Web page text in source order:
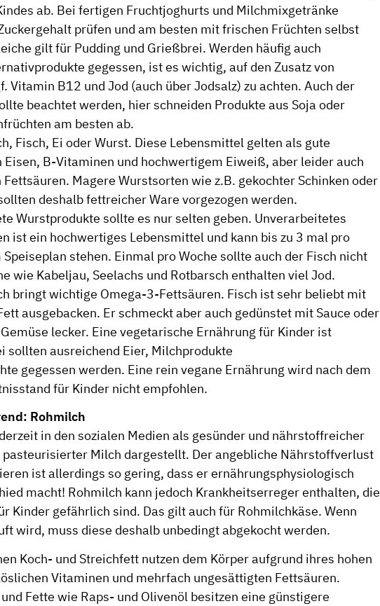
ab. Bei fertigen Fruchtjoghurts und Milchmixgetränke
prüfen und am besten mit frischen Früchten selbst
gilt für Pudding und Grießbrei. Werden häufig auch
gegessen, ist es wichtig, auf den Zusatz von
Vitamin B12 und Jod (auch über Jodsalz) zu achten. Auch der
beachtet werden, hier schneiden Produkte aus Soja oder
am besten ab.
Fisch, Ei oder Wurst. Diese Lebensmittel gelten als gute
Eisen, B-Vitaminen und hochwertigem Eiweiß, aber leider auch
Magere Wurstsorten wie z.B. gekochter Schinken oder
deshalb fettreicher Ware vorgezogen werden.
Wurstprodukte sollte es nur selten geben. Unverarbeitetes
ist ein hochwertiges Lebensmittel und kann bis zu 3 mal pro
Speiseplan stehen. Einmal pro Woche sollte auch der Fisch nicht
wie Kabeljau, Seelachs und Rotbarsch enthalten viel Jod.
bringt wichtige Omega-3-Fettsäuren. Fisch ist sehr beliebt mit
ausgebacken. Er schmeckt aber auch gedünstet mit Sauce oder
lecker. Eine vegetarische Ernährung für Kinder ist
sollten ausreichend Eier, Milchprodukte
gegessen werden. Eine rein vegane Ernährung wird nach dem
für Kinder nicht empfohlen.
Rohmilch
in den sozialen Medien als gesünder und nährstoffreicher
pasteurisierter Milch dargestellt. Der angebliche Nährstoffverlust
ist allerdings so gering, dass er ernährungsphysiologisch
macht! Rohmilch kann jedoch Krankheitserreger enthalten, die
Kinder gefährlich sind. Das gilt auch für Rohmilchkäse. Wenn
wird, muss diese deshalb unbedingt abgekocht werden.
Koch- und Streichfett nutzen dem Körper aufgrund ihres hohen
Vitaminen und mehrfach ungesättigten Fettsäuren.
Fette wie Raps- und Olivenöl besitzen eine günstigere